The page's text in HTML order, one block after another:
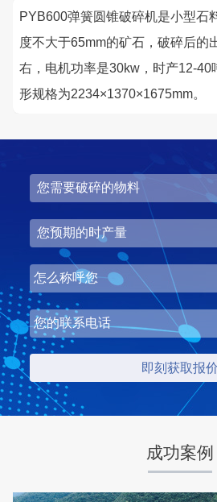
PYB600弹簧圆锥破碎机是小型石
度不大于65mm的矿石，破碎后的
右，电机功率是30kw，时产12-40
形规格为2234×1370×1675mm。
成功案例
湖北省中昇东浩荆门建材时产
项目坐标
湖北省荆门市
项目业主
中昇东浩荆门建材
咨询该项目执行